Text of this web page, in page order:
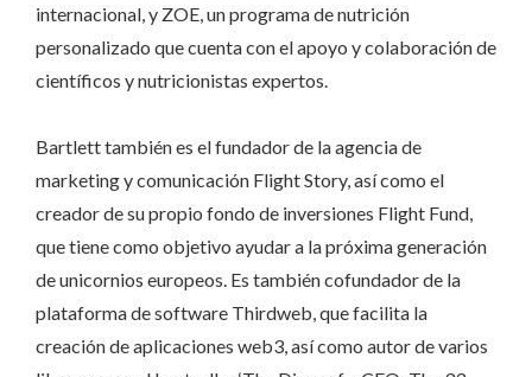
internacional, y ZOE, un programa de nutrición
personalizado que cuenta con el apoyo y colaboración de
científicos y nutricionistas expertos.
Bartlett también es el fundador de la agencia de
marketing y comunicación Flight Story, así como el
creador de su propio fondo de inversiones Flight Fund,
que tiene como objetivo ayudar a la próxima generación
de unicornios europeos. Es también cofundador de la
plataforma de software Thirdweb, que facilita la
creación de aplicaciones web3, así como autor de varios